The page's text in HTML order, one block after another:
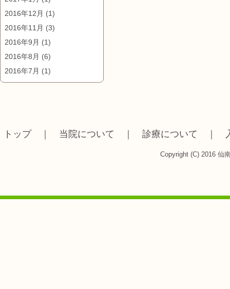
2016年12月 (1)
2016年11月 (3)
2016年9月 (1)
2016年8月 (6)
2016年7月 (1)
トップ｜ 当院について 診療について
Copyright (C) 2016 仙